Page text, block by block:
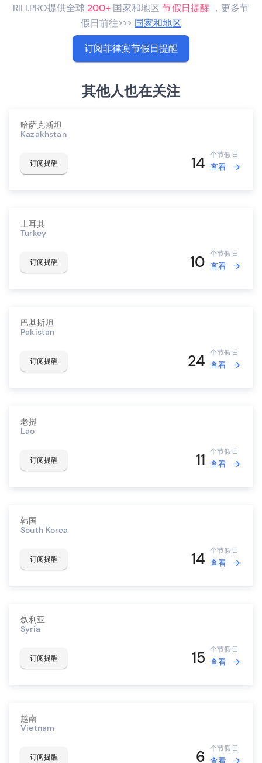
RILI.PRO提供全球 200+ 国家和地区节假日提醒 ，更多节
假日前往>>> 国家和地区
订阅菲律宾节假日提醒
其他人也在关注
哈萨克斯坦
Kazakhstan
订阅提醒 14 个节假日
查看
土耳其
Turkey
订阅提醒 10 个节假日
查看
巴基斯坦
Pakistan
订阅提醒 24 个节假日
查看
老挝
Lao
订阅提醒 11 个节假日
查看
韩国
South Korea
订阅提醒 14 个节假日
查看
叙利亚
Syria
订阅提醒 15 个节假日
查看
越南
Vietnam
订阅提醒 6 个节假日
查看